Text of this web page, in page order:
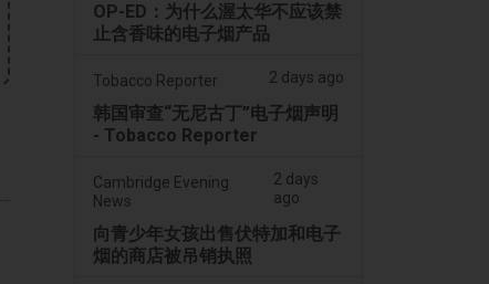
OP-ED：为什么渥太华不应该禁
止含香味的电子烟产品
Tobacco Reporter 2 days ago
韩国审查“无尼古丁”电子烟声明
- Tobacco Reporter
Cambridge Evening
News
2 days
ago
向青少年女孩出售伏特加和电子
烟的商店被吊销执照